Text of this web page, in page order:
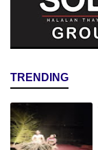
TRENDING